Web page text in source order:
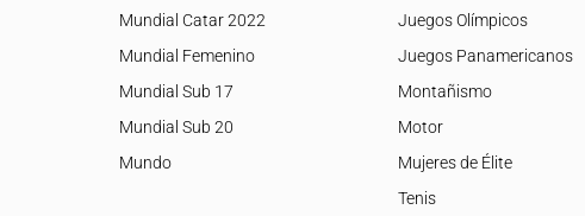
Mundial Catar 2022
Mundial Femenino
Mundial Sub 17
Mundial Sub 20
Mundo
Juegos Olímpicos
Juegos Panamericanos
Montañismo
Motor
Mujeres de Élite
Tenis